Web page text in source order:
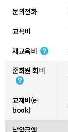
문의전화
교육비
재교육비
준회원 회비
교재비(e-
book)
납입금액